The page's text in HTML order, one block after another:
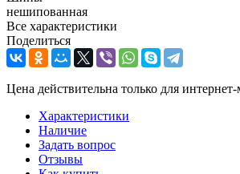
нешипованная
Все характеристики
Поделиться
Цена действительна только для
Характеристики
Наличие
Задать вопрос
Отзывы